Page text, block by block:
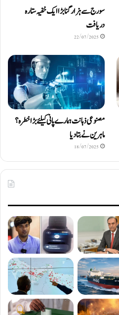
سورج سے ہزار گنا بڑا ایک خفیہ ستارہ
دریافت
22/07/2025
مصنوعی ذہانت ہمارے پانی کیلئے بڑا خطرہ؟
ماہرین نے بتا دیا
18/07/2025